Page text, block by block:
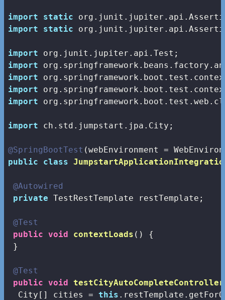
import
static
import
static
import
import
import
import
import
import ch.std.jumpstart.jpa.City;
@SpringBootTest
public
class
@Autowired
private TestRestTemplate restTemplate;
@Test
public void contextLoads ()
{
}
@Test
public void testCityAutoCompleteController
  City[] cities =
this